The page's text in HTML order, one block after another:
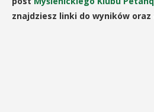
znajdziesz linki do wyników